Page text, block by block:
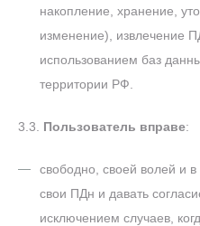
накопление, хранение,
изменение), извлечение
использованием баз
территории РФ.
3.3. Пользователь вправе:
свободно, своей волей и
свои ПДн и давать
исключением случаев,